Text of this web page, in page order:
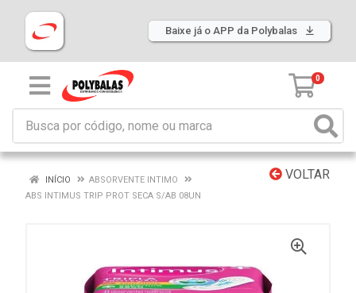
Baixe já o APP da Polybalas
0
VOLTAR
INÍCIO
ABSORVENTE INTIMO
ABS INTIMUS TRIP PROT SECA S/AB 08UN